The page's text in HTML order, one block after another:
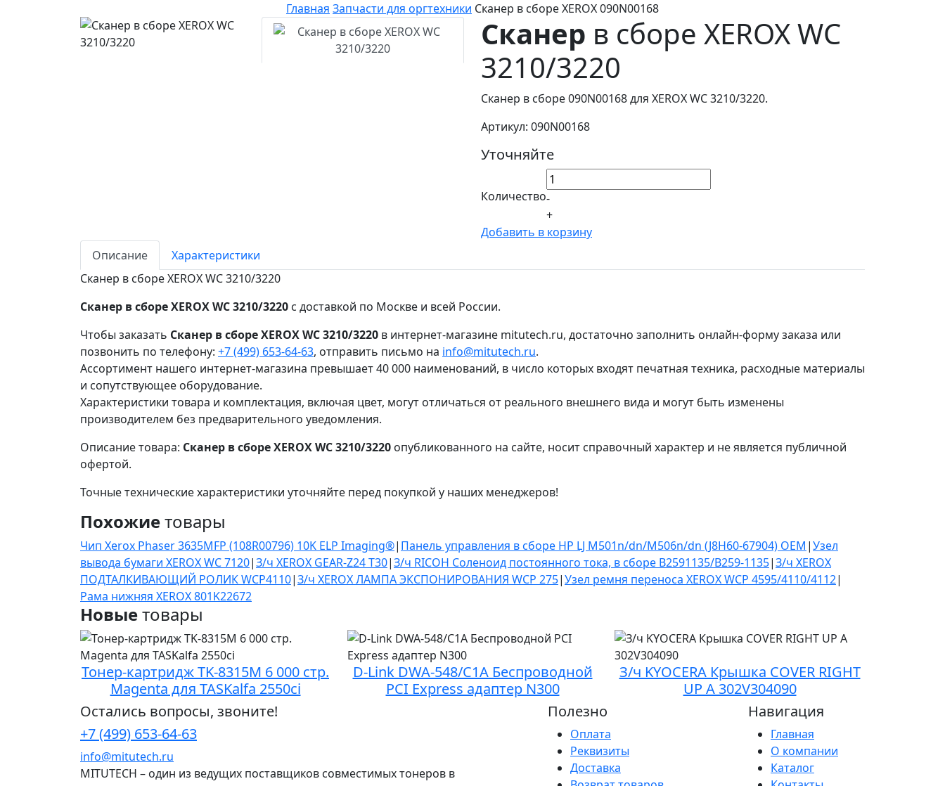
Главная Запчасти для оргтехники Сканер в сборе XEROX 090N00168
Сканер в сборе XEROX WC
3210/3220
Сканер в сборе 090N00168 для XEROX WC 3210/3220.
Артикул: 090N00168
Уточняйте
Количество-
+
Добавить в корзину
Описание
Характеристики
Сканер в сборе XEROX WC 3210/3220
Сканер в сборе XEROX WC 3210/3220 с доставкой по Москве и всей России.
Чтобы заказать Сканер в сборе XEROX WC 3210/3220 в интернет-магазине mitutech.ru, достаточно заполнить онлайн-форму заказа или
позвонить по телефону: +7 (499) 653-64-63, отправить письмо на info@mitutech.ru.
Ассортимент нашего интернет-магазина превышает 40 000 наименований, в число которых входят печатная техника, расходные материалы
и сопутствующее оборудование.
Характеристики товара и комплектация, включая цвет, могут отличаться от реального внешнего вида и могут быть изменены
производителем без предварительного уведомления.
Описание товара: Сканер в сборе XEROX WC 3210/3220 опубликованного на сайте, носит справочный характер и не является публичной
офертой.
Точные технические характеристики уточняйте перед покупкой у наших менеджеров!
Похожиетовары
Чип Xerox Phaser 3635MFP (108R00796) 10K ELP Imaging®| Панель управления в сборе HP LJ M501n/dn/M506n/dn (J8H60-67904) OEM |Узел
вывода бумаги XEROX WC 7120|З/ч XEROX GEAR-Z24 T30|З/ч RICOH Соленоид постоянного тока, в сборе B2591135/B259-1135|З/ч XEROX
ПОДТАЛКИВАЮЩИЙ РОЛИК WCP4110|З/ч XEROX ЛАМПА ЭКСПОНИРОВАНИЯ WCP 275|Узел ремня переноса XEROX WCP 4595/4110/4112|
Рама нижняя XEROX 801K22672
Новыетовары
Тонер-картридж TK-8315M 6 000 стр.
Magenta для TASKalfa 2550ci
D-Link DWA-548/C1A Беспроводной
PCI Express адаптер N300
З/ч KYOCERA Крышка COVER RIGHT
UP A 302V304090
Остались вопросы, звоните!
+7 (499) 653-64-63
info@mitutech.ru
MITUTECH – один из ведущих поставщиков совместимых тонеров в
Полезно
Оплата
Реквизиты
Доставка
Навигация
Главная
О компании
Каталог